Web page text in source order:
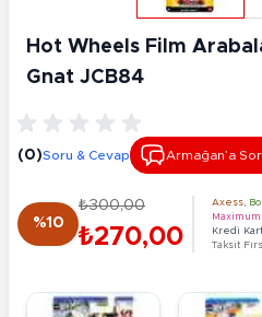
Hot Wheels Film
Gnat JCB84
(0)Soru & Cevap Armağan’a
%10
₺300,00
₺270,00
Axess
Maximum
Kredi
Taksit